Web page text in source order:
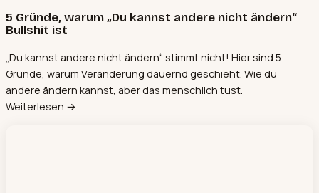
5 Gründe, warum „Du kannst andere nicht ändern“
Bullshit ist
„Du kannst andere nicht ändern“ stimmt nicht! Hier sind 5
Gründe, warum Veränderung dauernd geschieht. Wie du
andere ändern kannst, aber das menschlich tust.
Weiterlesen →